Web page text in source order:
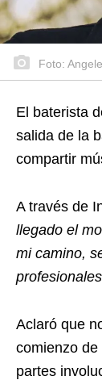
Foto:
El baterista
salida de la
compartir
A través de
llegado el
mi camino,
Aclaró que
comienzo
partes